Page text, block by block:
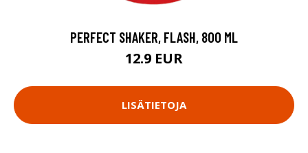
PERFECT SHAKER, FLASH, 800 ML
12.9 EUR
LISÄTIETOJA